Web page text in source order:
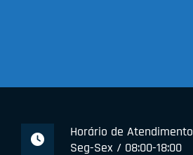
Horário de Atendimento
Seg-Sex / 08:00-18:00